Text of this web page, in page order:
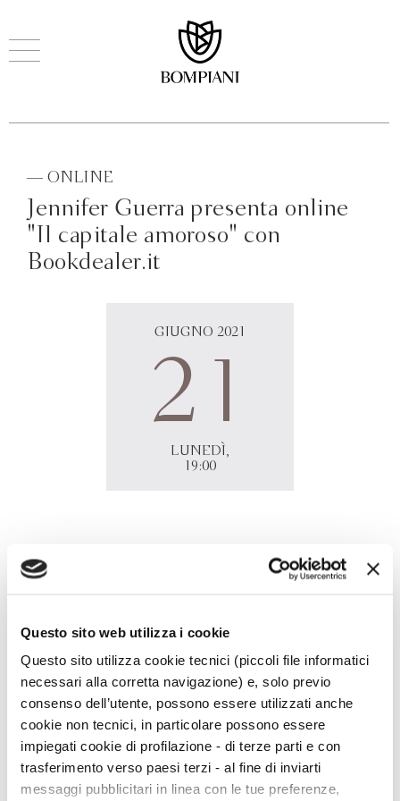
Questo sito web utilizza i cookie
Questo sito utilizza cookie tecnici (piccoli file informatici
necessari alla corretta navigazione) e, solo previo
consenso dell’utente, possono essere utilizzati anche
cookie non tecnici, in particolare possono essere
impiegati cookie di profilazione - di terze parti e con
trasferimento verso paesi terzi - al fine di inviarti
messaggi pubblicitari in linea con le tue preferenze,
— ONLINE
Jennifer Guerra presenta online
"Il capitale amoroso" con
Bookdealer.it
GIUGNO 2021
21
LUNEDÌ,
19:00
Jennifer Guerra Il capitale amorosocon